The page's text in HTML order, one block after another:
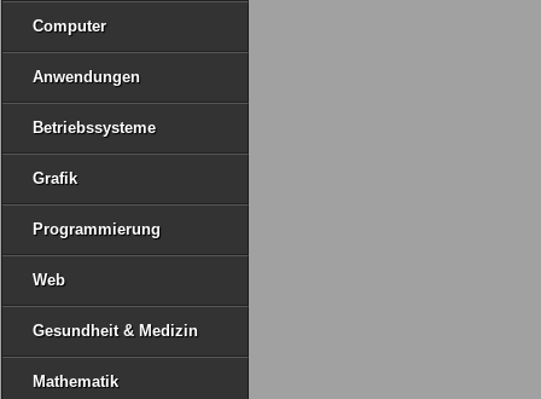
Computer
Anwendungen
Betriebssysteme
Grafik
Programmierung
Web
Gesundheit & Medizin
Mathematik